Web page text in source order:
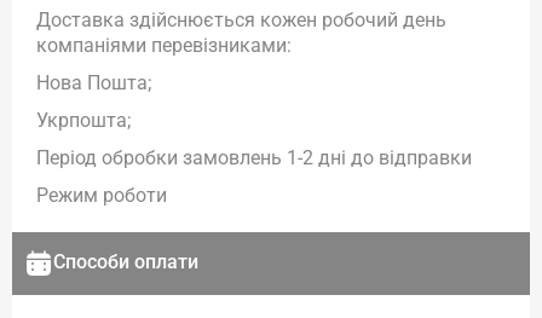
Доставка здійснюється кожен робочий день
компаніями перевізниками:
Нова Пошта;
Укрпошта;
Період обробки замовлень 1-2 дні до відправки
Режим роботи
Способи оплати